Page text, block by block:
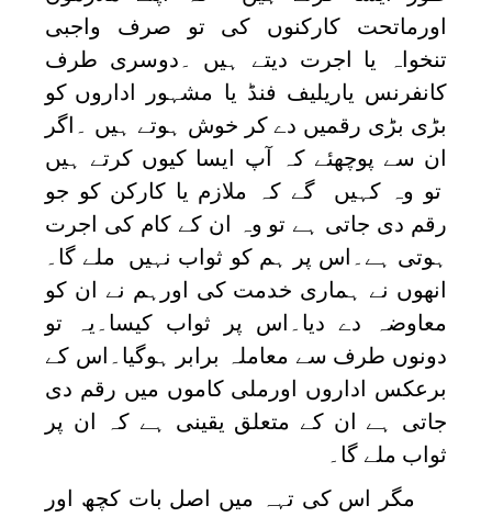
اورماتحت کارکنوں کی تو صرف واجبی
تنخواہ یا اجرت دیتے ہیں ۔دوسری طرف
کانفرنس یاریلیف فنڈ یا مشہور اداروں کو
بڑی بڑی رقمیں دے کر خوش ہوتے ہیں ۔اگر
ان سے پوچھئے کہ آپ ایسا کیوں کرتے ہیں
تو وہ کہیں گے کہ ملازم یا کارکن کو جو
رقم دی جاتی ہے تو وہ ان کے کام کی اجرت
ہوتی ہے۔اس پر ہم کو ثواب نہیں ملے گا۔
انھوں نے ہماری خدمت کی اورہم نے ان کو
معاوضہ دے دیا۔اس پر ثواب کیسا۔یہ تو
دونوں طرف سے معاملہ برابر ہوگیا۔اس کے
برعکس اداروں اورملی کاموں میں رقم دی
جاتی ہے ان کے متعلق یقینی ہے کہ ان پر
ثواب ملے گا۔
مگر اس کی تہہ میں اصل بات کچھ اور